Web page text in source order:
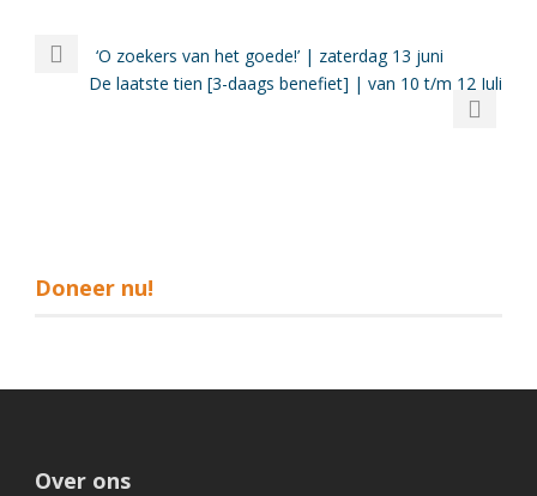
‘O zoekers van het goede!’ | zaterdag 13 juni
De laatste tien [3-daags benefiet] | van 10 t/m 12 Juli
Doneer nu!
Over ons